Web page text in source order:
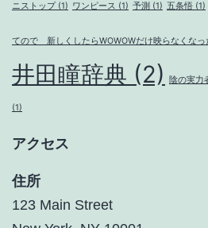
ニストップ (1) ワンピース (1) 予測 (1) 五条悟 (1)
てので 新しくしたらWOWOWだけ映らなくなっ
井田瞳辞典 (2) 陰の実力
(1)
アクセス
住所
123 Main Street